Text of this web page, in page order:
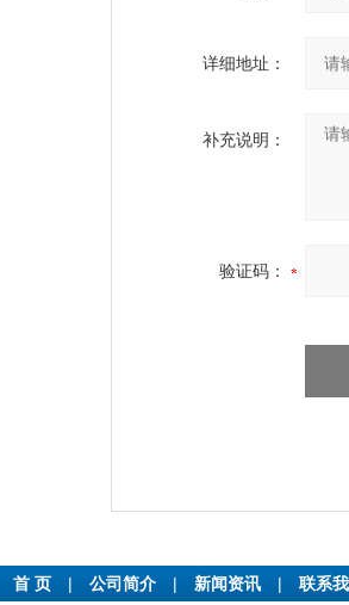
详细地址：
补充说明：
验证码：
首 页 | 公司简介 | 新闻资讯 | 联系